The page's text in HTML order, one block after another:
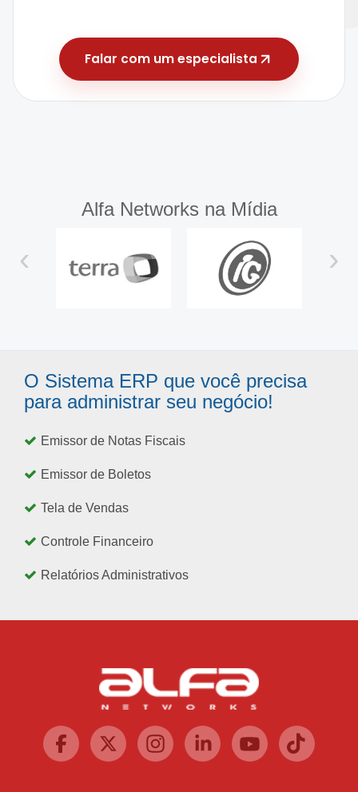
Falar com um especialista
Alfa Networks na Mídia
‹ ›
O Sistema ERP que você precisa
para administrar seu negócio!
Emissor de Notas Fiscais
Emissor de Boletos
Tela de Vendas
Controle Financeiro
Relatórios Administrativos